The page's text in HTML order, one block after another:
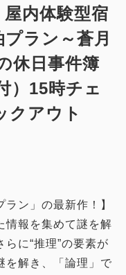
屋内体験型宿
ラン～蒼月
休日事件簿
）15時チェ
クアウト
ラン」の最新作！】
情報を集めて謎を解
に“推理”の要素が
を解き、「論理」で